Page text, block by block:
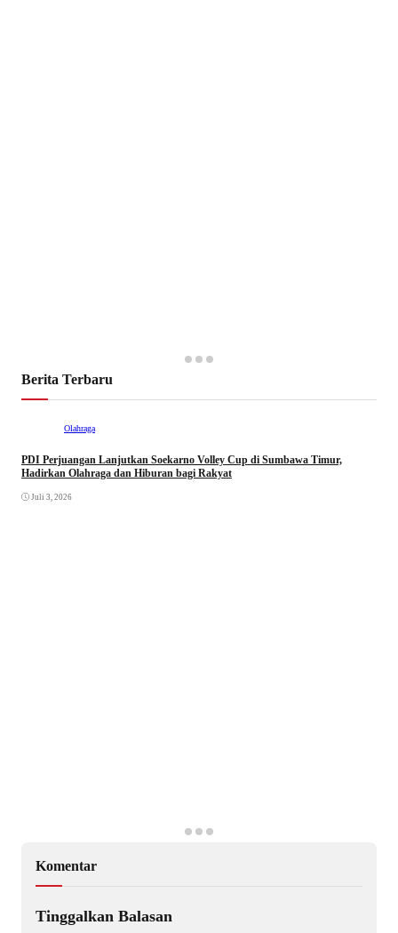
Berita Terbaru
Olahraga
PDI Perjuangan Lanjutkan Soekarno Volley Cup di Sumbawa Timur,
Hadirkan Olahraga dan Hiburan bagi Rakyat
Juli 3, 2026
Komentar
Tinggalkan Balasan